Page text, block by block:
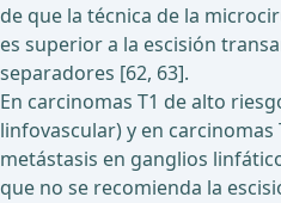
de que la técnica de la
es superior a la escisión
separadores [62, 63].
En carcinomas T1 de alto
linfovascular) y en carcinomas
metástasis en ganglios
que no se recomienda la